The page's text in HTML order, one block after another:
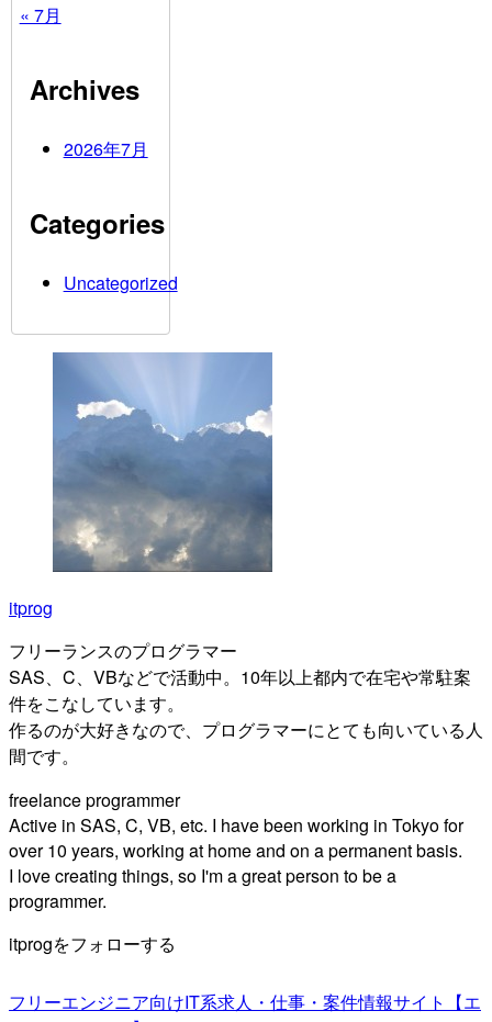
« 7月
Archives
2026年7月
Categories
Uncategorized
itprog
フリーランスのプログラマー
SAS、C、VBなどで活動中。10年以上都内で在宅や常駐案
件をこなしています。
作るのが大好きなので、プログラマーにとても向いている人
間です。
freelance programmer
Active in SAS, C, VB, etc. I have been working in Tokyo for
over 10 years, working at home and on a permanent basis.
I love creating things, so I'm a great person to be a
programmer.
itprogをフォローする
フリーエンジニア向けIT系求人・仕事・案件情報サイト【エ